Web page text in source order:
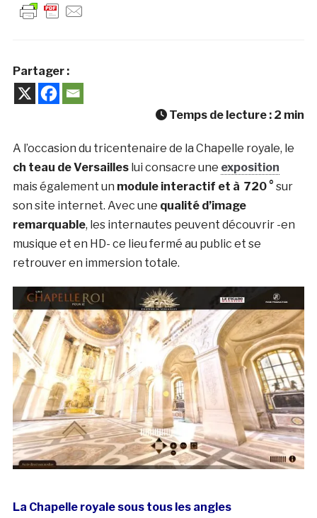
Partager :
Temps de lecture : 2 min
A l’occasion du tricentenaire de la Chapelle royale, le
ch teau de Versailleslui consacre une exposition
mais également un module interactif et à 720 ° sur
son site internet. Avec une qualité d’image
remarquable, les internautes peuvent découvrir -en
musique et en HD- ce lieu fermé au public et se
retrouver en immersion totale.
La Chapelle royale sous tous les angles